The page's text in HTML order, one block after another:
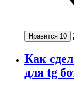
Нравится 10
Как
для tg